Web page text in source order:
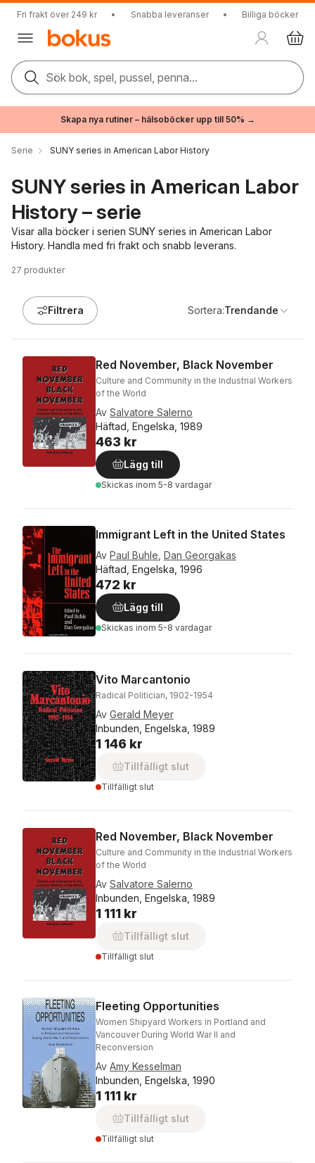
Fri frakt över 249 kr • Snabba leveranser • Billiga böcker
Sök bok, spel, pussel, penna...
Skapa nya rutiner – hälsoböcker upp till 50% →
Serie SUNY series in American Labor History
SUNY series in American Labor
History – serie
Visar alla böcker i serien SUNY series in American Labor
History. Handla med fri frakt och snabb leverans.
27 produkter
Filtrera Sortera:Trendande
Red November, Black November
Culture and Community in the Industrial Workers
of the World
Av Salvatore Salerno
Häftad, Engelska, 1989
463 kr
Lägg till
Skickas inom 5-8 vardagar
Immigrant Left in the United States
Av Paul Buhle Dan Georgakas
Häftad, Engelska, 1996
472 kr
Lägg till
Skickas inom 5-8 vardagar
Vito Marcantonio
Radical Politician, 1902-1954
Av Gerald Meyer
Inbunden, Engelska, 1989
1 146 kr
Tillfälligt slut
Tillfälligt slut
Red November, Black November
Culture and Community in the Industrial Workers
of the World
Av Salvatore Salerno
Inbunden, Engelska, 1989
1 111 kr
Tillfälligt slut
Tillfälligt slut
Fleeting Opportunities
Women Shipyard Workers in Portland and
Vancouver During World War II and
Reconversion
Av Amy Kesselman
Inbunden, Engelska, 1990
1 111 kr
Tillfälligt slut
Tillfälligt slut